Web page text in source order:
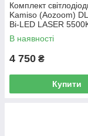
Комплект
Kamiso (Aozoom)
Bi-LED LASER
В наявності
4 750 ₴
Купити